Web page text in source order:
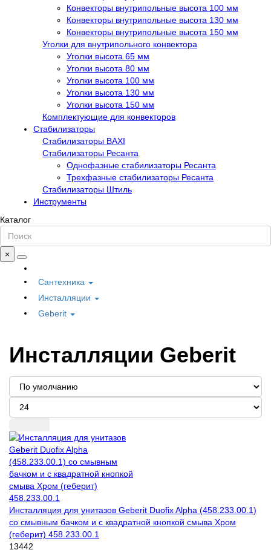
Конвекторы внутрипольные высота 100 мм
Конвекторы внутрипольные высота 130 мм
Конвекторы внутрипольные высота 150 мм
Уголки для внутрипольного конвектора
Уголки высота 65 мм
Уголки высота 80 мм
Уголки высота 100 мм
Уголки высота 130 мм
Уголки высота 150 мм
Комплектующие для конвекторов
Стабилизаторы
Стабилизаторы BAXI
Стабилизаторы Ресанта
Однофазные стабилизаторы Ресанта
Трехфазные стабилизаторы Ресанта
Стабилизаторы Штиль
Инструменты
Каталог
×
Сантехника
Инсталляции
Geberit
Инсталляции Geberit
Инсталляция для унитазов Geberit Duofix Alpha (458.233.00.1)
со смывным бачком и с квадратной кнопкой смыва Хром
(геберит) 458.233.00.1
13442